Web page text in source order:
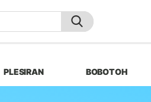
PLESIRAN BOBOTOH